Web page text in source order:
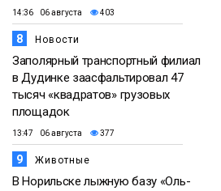
14:36 06 августа 403
8 Новости
Заполярный транспортный филиал
в Дудинке заасфальтировал 47
тысяч «квадратов» грузовых
площадок
13:47 06 августа 377
9 Животные
В Норильске лыжную базу «Оль-